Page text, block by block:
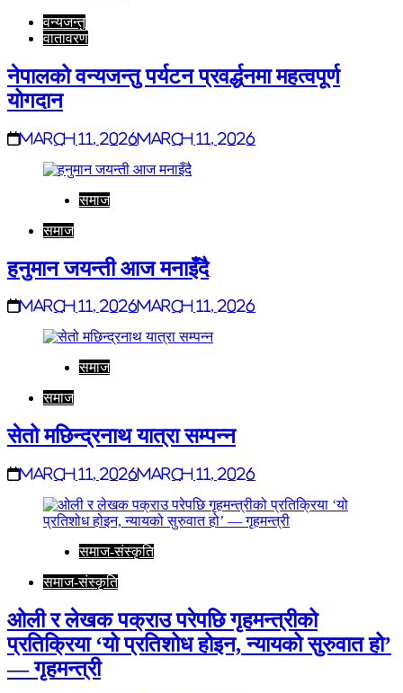
वन्यजन्तु
वातावरण
नेपालको वन्यजन्तु पर्यटन प्रवर्द्धनमा महत्वपूर्ण
योगदान
March 11, 2026March 11, 2026
समाज
समाज
हनुमान जयन्ती आज मनाइँदै
March 11, 2026March 11, 2026
समाज
समाज
सेतो मछिन्द्रनाथ यात्रा सम्पन्न
March 11, 2026March 11, 2026
समाज-संस्कृति
समाज-संस्कृति
ओली र लेखक पक्राउ परेपछि गृहमन्त्रीको
प्रतिक्रिया ‘यो प्रतिशोध होइन, न्यायको सुरुवात हो’
— गृहमन्त्री